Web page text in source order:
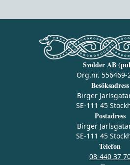
Svolder AB
Org.nr. 556469-
Besöksadress
Birger
SE-111 45
Postadress
Birger
SE-111 45
Telefon
08-440 37